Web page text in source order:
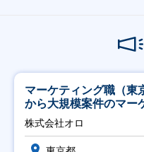
マーケティング職（東
から大規模案件のマー
修充実】
株式会社オロ